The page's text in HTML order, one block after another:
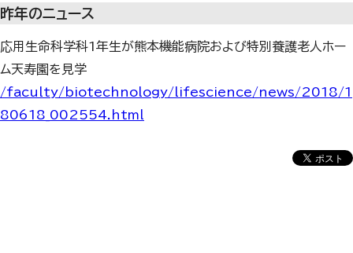
昨年のニュース
応用生命科学科1年生が熊本機能病院および特別養護老人ホー
ム天寿園を見学
/faculty/biotechnology/lifescience/news/2018/1
80618_002554.html